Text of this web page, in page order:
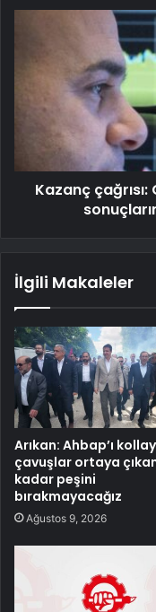
Kazanç
İlgili Makaleler
Arıkan: Ahbap’ı
çavuşlar ortaya
kadar peşini
bırakmayacağız
Ağustos 9, 2026